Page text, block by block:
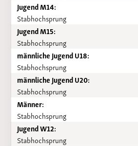
Jugend M14:
Stabhochsprung
Jugend M15:
Stabhochsprung
männliche Jugend U18:
Stabhochsprung
männliche Jugend U20:
Stabhochsprung
Männer:
Stabhochsprung
Jugend W12:
Stabhochsprung